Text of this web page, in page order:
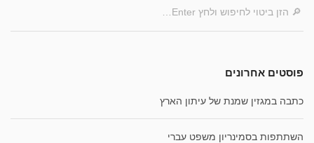
פוסטים אחרונים
כתבה במגזין שמנת של עיתון הארץ
השתתפות בסמינריון משפט עברי